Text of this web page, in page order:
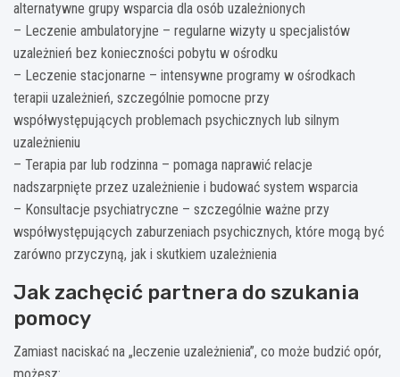
alternatywne grupy wsparcia dla osób uzależnionych
– Leczenie ambulatoryjne – regularne wizyty u specjalistów
uzależnień bez konieczności pobytu w ośrodku
– Leczenie stacjonarne – intensywne programy w ośrodkach
terapii uzależnień, szczególnie pomocne przy
współwystępujących problemach psychicznych lub silnym
uzależnieniu
– Terapia par lub rodzinna – pomaga naprawić relacje
nadszarpnięte przez uzależnienie i budować system wsparcia
– Konsultacje psychiatryczne – szczególnie ważne przy
współwystępujących zaburzeniach psychicznych, które mogą być
zarówno przyczyną, jak i skutkiem uzależnienia
Jak zachęcić partnera do szukania
pomocy
Zamiast naciskać na „leczenie uzależnienia”, co może budzić opór,